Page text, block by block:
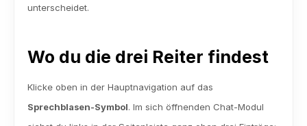
unterscheidet.
Wo du die drei Reiter findest
Sprechblasen-Symbol. Im sich öffnenden Chat-Modul